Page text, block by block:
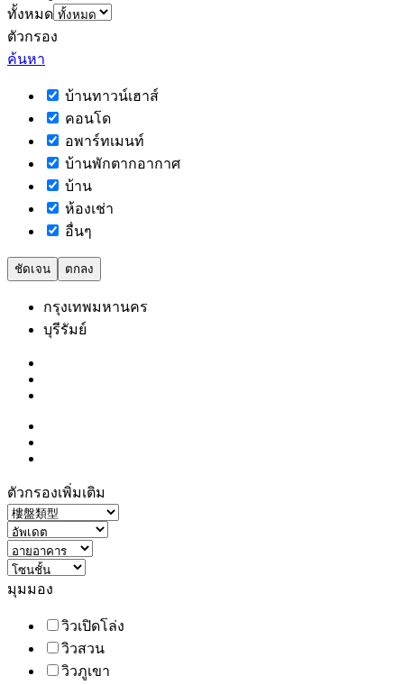
ทั้งหมด
ตัวกรอง
ค้นหา
บ้านทาวน์เฮาส์
คอนโด
อพาร์ทเมนท์
บ้านพักตากอากาศ
บ้าน
ห้องเช่า
อื่นๆ
ชัดเจน ตกลง
กรุงเทพมหานคร
บุรีรัมย์
ตัวกรองเพิ่มเติม
มุมมอง
วิวเปิดโล่ง
วิวสวน
วิวภูเขา